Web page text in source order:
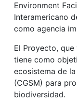
Environment
Interamericano
como agencia
El Proyecto,
tiene como
ecosistema de
(CGSM) para
biodiversidad.